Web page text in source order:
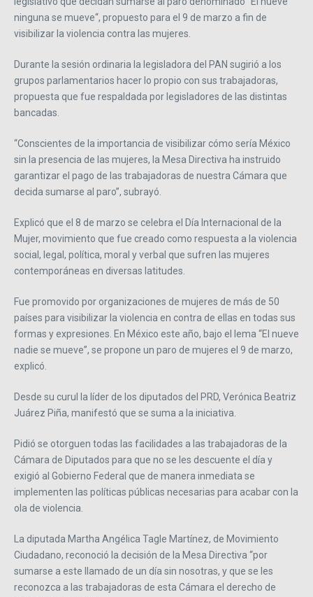
ninguna se mueve“, propuesto para el 9 de marzo a fin de
visibilizar la violencia contra las mujeres.
Durante la sesión ordinaria la legisladora del PAN sugirió a los
grupos parlamentarios hacer lo propio con sus trabajadoras,
propuesta que fue respaldada por legisladores de las distintas
bancadas.
“Conscientes de la importancia de visibilizar cómo sería México
sin la presencia de las mujeres, la Mesa Directiva ha instruido
garantizar el pago de las trabajadoras de nuestra Cámara que
decida sumarse al paro”, subrayó.
Explicó que el 8 de marzo se celebra el Día Internacional de la
Mujer, movimiento que fue creado como respuesta a la violencia
social, legal, política, moral y verbal que sufren las mujeres
contemporáneas en diversas latitudes.
Fue promovido por organizaciones de mujeres de más de 50
países para visibilizar la violencia en contra de ellas en todas sus
formas y expresiones. En México este año, bajo el lema “El nueve
nadie se mueve”, se propone un paro de mujeres el 9 de marzo,
explicó.
Desde su curul la líder de los diputados del PRD, Verónica Beatriz
Juárez Piña, manifestó que se suma a la iniciativa.
Pidió se otorguen todas las facilidades a las trabajadoras de la
Cámara de Diputados para que no se les descuente el día y
exigió al Gobierno Federal que de manera inmediata se
implementen las políticas públicas necesarias para acabar con la
ola de violencia.
La diputada Martha Angélica Tagle Martínez, de Movimiento
Ciudadano, reconoció la decisión de la Mesa Directiva “por
sumarse a este llamado de un día sin nosotras, y que se les
reconozca a las trabajadoras de esta Cámara el derecho de